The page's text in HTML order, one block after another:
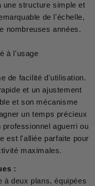
structure simple et
de l'échelle,
nombreuses années.
à l'usage
de facilité d'utilisation.
et un ajustement
et son mécanisme
un temps précieux
aguerri ou
est l'alliée parfaite pour
maximales.
:
à deux plans, équipées